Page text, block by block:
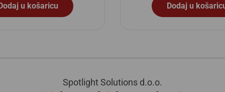
u košaricu Dodaj u
Spotlight Solutions d.o.o.